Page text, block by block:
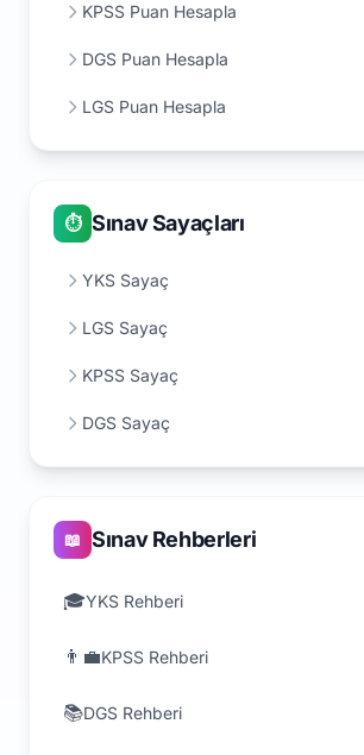
KPSS Puan Hesapla
DGS Puan Hesapla
LGS Puan Hesapla
⏱️ Sınav Sayaçları
YKS Sayaç
LGS Sayaç
KPSS Sayaç
DGS Sayaç
📖 Sınav Rehberleri
🎓YKS Rehberi
👨‍💼KPSS Rehberi
📚DGS Rehberi